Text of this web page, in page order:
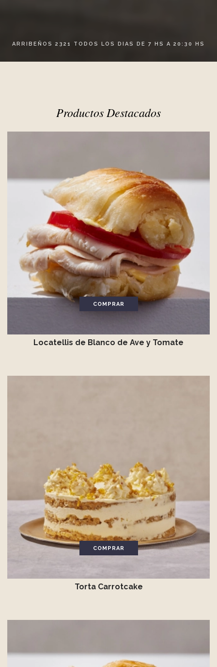
ARRIBEÑOS 2321 TODOS LOS DIAS DE 7 HS A 20:30 HS
Productos Destacados
COMPRAR
Locatellis de Blanco de Ave y Tomate
COMPRAR
Torta Carrotcake